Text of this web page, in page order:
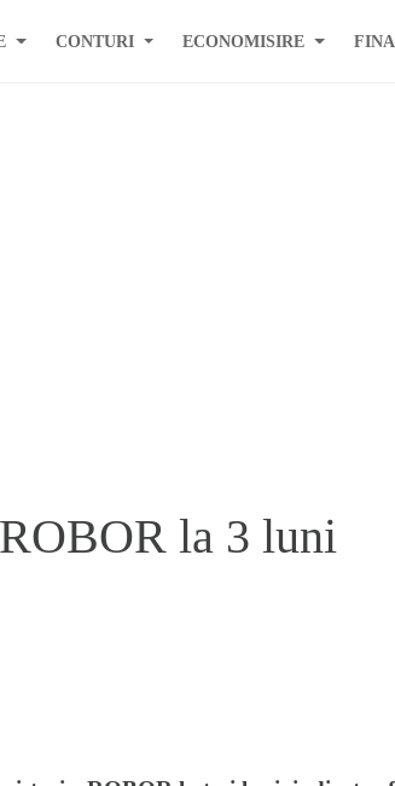
CONTURI ECONOMISIRE
la 3 luni